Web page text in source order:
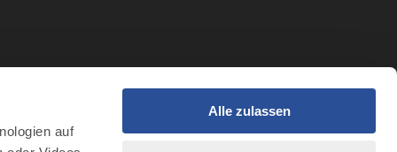
auf
Alle zulassen
Intelligenz